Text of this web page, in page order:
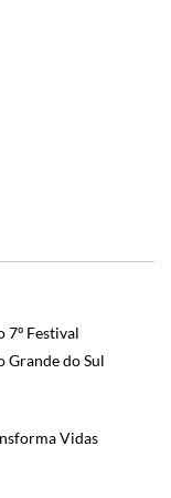
7º Festival
Grande do Sul
Vidas